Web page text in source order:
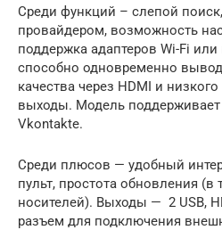
Среди функций – слепой поиск,
провайдером, возможность
поддержка адаптеров Wi-Fi
способно одновременно
качества через HDMI и
выходы. Модель поддерживает
Vkontakte.
Среди плюсов — удобный
пульт, простота обновления (в
носителей). Выходы — 2 USB,
разъем для подключения